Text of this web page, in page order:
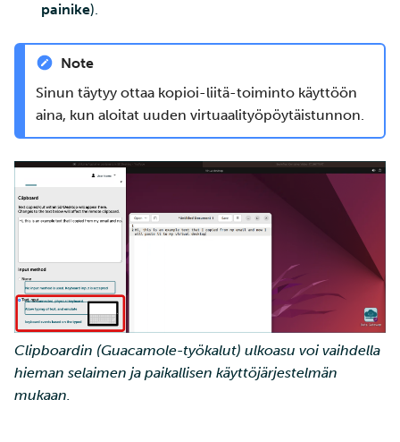
painike).
Note
Sinun täytyy ottaa kopioi-liitä-toiminto käyttöön
aina, kun aloitat uuden virtuaalityöpöytäistunnon.
Clipboardin (Guacamole-työkalut) ulkoasu voi vaihdella
hieman selaimen ja paikallisen käyttöjärjestelmän
mukaan.